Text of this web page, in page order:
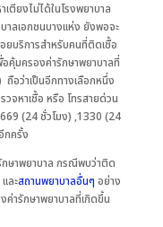
ตียงไม่ได้ในโรงพยาบาล
าลเอกชนบางแห่ง ยังพอจะ
ยบริการสำหรับคนที่ติดเชื้อ
คุ้มครองค่ารักษาพยาบาลที่
อว่าเป็นอีกทางเลือกหนึ่ง
จหาเชื้อ หรือ โทรสายด่วน
(24 ชั่วโมง) ,1330 (24
กครั้ง
กษาพยาบาล กรณีพบว่าติด
และสถานพยาบาลอื่นๆ อย่าง
ค่ารักษาพยาบาลที่เกิดขึ้น